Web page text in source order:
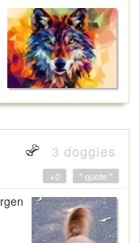
3 doggies
" quote "
+0